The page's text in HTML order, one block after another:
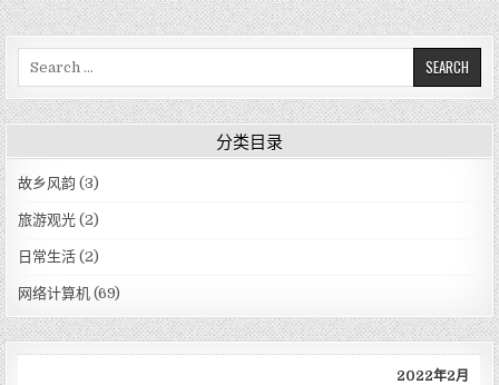
a
r
f
o
:
分类目录
故乡风韵 (3)
旅游观光 (2)
日常生活 (2)
网络计算机 (69)
2022年2月